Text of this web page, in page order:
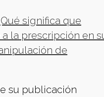
significa que
la prescripción en
de
su publicación